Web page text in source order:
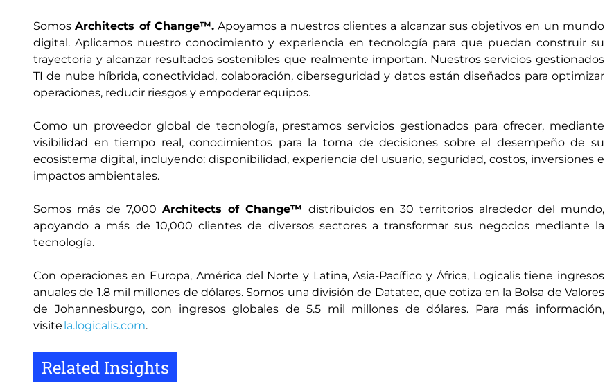
SomosArchitects of Change™.Apoyamos a nuestros clientes a alcanzar sus objetivos en un mundo
digital. Aplicamos nuestro conocimiento y experiencia en tecnología para que puedan construir su
trayectoria y alcanzar resultados sostenibles que realmente importan. Nuestros servicios gestionados
TI de nube híbrida, conectividad, colaboración, ciberseguridad y datos están diseñados para optimizar
operaciones, reducir riesgos y empoderar equipos.
Como un proveedor global de tecnología, prestamos servicios gestionados para ofrecer, mediante
visibilidad en tiempo real, conocimientos para la toma de decisiones sobre el desempeño de su
ecosistema digital, incluyendo: disponibilidad, experiencia del usuario, seguridad, costos, inversiones e
impactos ambientales.
Somos más de 7,000Architects of Change™ distribuidos en 30 territorios alrededor del mundo,
apoyando a más de 10,000 clientes de diversos sectores a transformar sus negocios mediante la
tecnología.
Con operaciones en Europa, América del Norte y Latina, Asia-Pacífico y África, Logicalis tiene ingresos
anuales de 1.8 mil millones de dólares. Somos una división de Datatec, que cotiza en la Bolsa de Valores
de Johannesburgo, con ingresos globales de 5.5 mil millones de dólares. Para más información,
visite la.logicalis.com.
Related Insights